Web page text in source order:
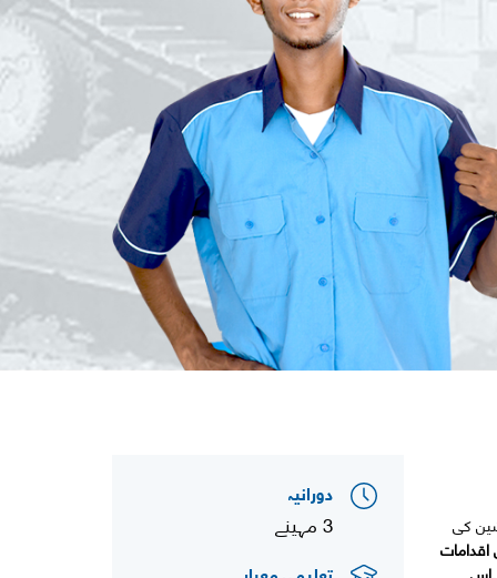
کی
دورانیہ
3 مہینے